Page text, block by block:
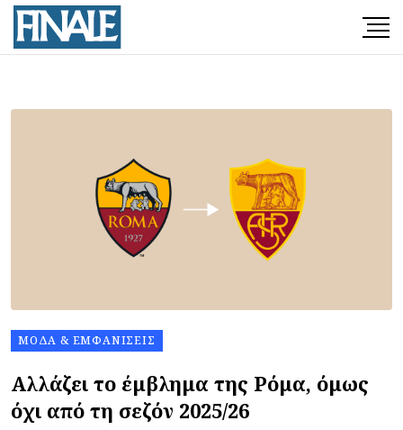
ΜΌΔΑ & ΕΜΦΑΝΊΣΕΙΣ
Αλλάζει το έμβλημα της Ρόμα, όμως
όχι από τη σεζόν 2025/26